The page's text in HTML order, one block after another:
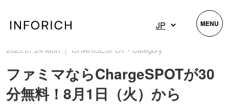
2023.07.24 Mon ｜ CHARGESPOT - Category
ファミマならChargeSPOTが30
分無料！8月1日（火）から
MENU